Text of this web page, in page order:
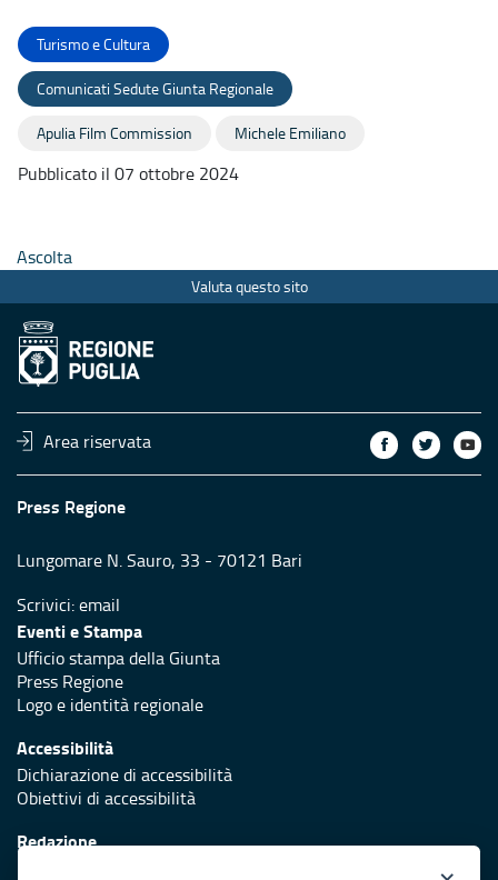
Turismo e Cultura
Comunicati Sedute Giunta Regionale
Apulia Film Commission Michele Emiliano
Pubblicato il 07 ottobre 2024
Ascolta
Valuta questo sito
Area riservata
Press Regione
Lungomare N. Sauro, 33 - 70121 Bari
Scrivici:email
Eventi e Stampa
Ufficio stampa della Giunta
Press Regione
Logo e identità regionale
Accessibilità
Dichiarazione di accessibilità
Obiettivi di accessibilità
Redazione